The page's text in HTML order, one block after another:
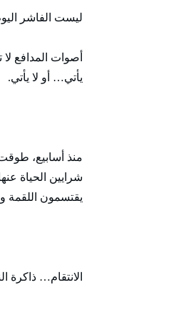
ليست الفاشر
أصوات المدافع
يأتي… أو لا يأتي.
منذ أسابيع، طوقت
شرايين الحياة
يقتسمون اللقمة
الانتقام… ذاكرة